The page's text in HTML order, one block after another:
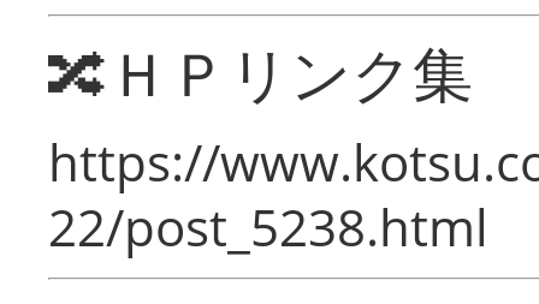
🔀ＨＰリンク集
https://
22/post_5238.html